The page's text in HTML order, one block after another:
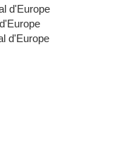
d'Europe
d'Europe